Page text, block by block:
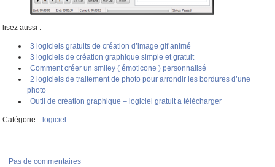
lisez aussi :
3 logiciels gratuits de création d’image gif animé
3 logiciels de création graphique simple et gratuit
Comment créer un smiley ( émoticone ) personnalisé
2 logiciels de traitement de photo pour arrondir les bordures d’une
photo
Outil de création graphique – logiciel gratuit a télècharger
Catégorie: logiciel
Pas de commentaires